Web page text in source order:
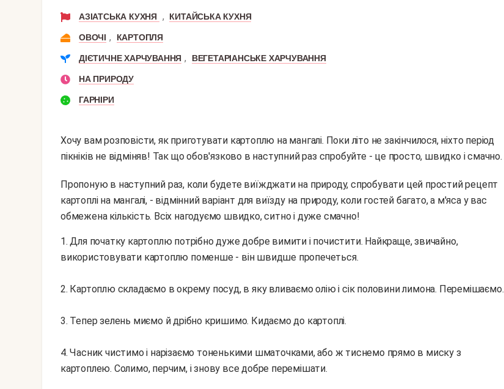
АЗІАТСЬКА КУХНЯ , КИТАЙСЬКА КУХНЯ
ОВОЧІ , КАРТОПЛЯ
ДІЄТИЧНЕ ХАРЧУВАННЯ , ВЕГЕТАРІАНСЬКЕ ХАРЧУВАННЯ
НА ПРИРОДУ
ГАРНІРИ
Хочу вам розповісти, як приготувати картоплю на мангалі. Поки літо не закінчилося, ніхто період
пікніків не відміняв! Так що обов'язково в наступний раз спробуйте - це просто, швидко і смачно.
Пропоную в наступний раз, коли будете виїжджати на природу, спробувати цей простий рецепт
картоплі на мангалі, - відмінний варіант для виїзду на природу, коли гостей багато, а м'яса у вас
обмежена кількість. Всіх нагодуємо швидко, ситно і дуже смачно!
1. Для початку картоплю потрібно дуже добре вимити і почистити. Найкраще, звичайно,
використовувати картоплю поменше - він швидше пропечеться.
2. Картоплю складаємо в окрему посуд, в яку вливаємо олію і сік половини лимона. Перемішаємо.
3. Тепер зелень миємо й дрібно кришимо. Кидаємо до картоплі.
4. Часник чистимо і нарізаємо тоненькими шматочками, або ж тиснемо прямо в миску з
картоплею. Солимо, перчим, і знову все добре перемішати.